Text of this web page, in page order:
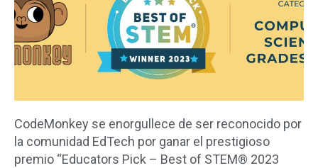
CodeMonkey se enorgullece de ser reconocido por
la comunidad EdTech por ganar el prestigioso
premio “Educators Pick – Best of STEM® 2023